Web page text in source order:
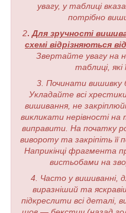
увагу, у таблиці
потрібно
2. Для зручності
схемі відрізняються
Звертайте увагу на
таблиці, які
3. Починати вишивку
Укладайте всі
вишивання, не
викликати нерівності на
виправити. На початку
вивороту та закріпіть
Наприкінці фрагмента
вистьобами на
4. Часто у вишиванні,
виразніший та
підкреслити всі деталі,